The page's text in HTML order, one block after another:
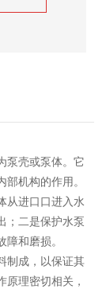
泵壳或泵体。它
机构的作用。
从进口口进入水
；二是保护水泵
和磨损。
制成，以保证其
理密切相关，